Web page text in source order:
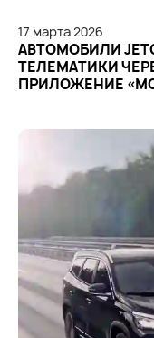
17 марта2026
АВТОМОБИЛИ
ТЕЛЕМАТИКИ
ПРИЛОЖЕНИЕ